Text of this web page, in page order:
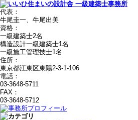
代表：
牛尾圭一、牛尾出美
資格：
一級建築士2名
構造設計一級建築士1名
一級施工管理技士1名
住所：
東京都江東区東陽2-3-1-106
電話：
03-3648-5711
FAX：
03-3648-5712